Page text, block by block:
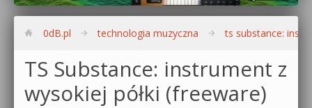
Kursy i warsztaty
Zobacz wszystkie kursy i warsztaty
Kontakt
0dB.pl technologia muzyczna ts substance:
TS Substance: instrument z
wysokiej półki (freeware)